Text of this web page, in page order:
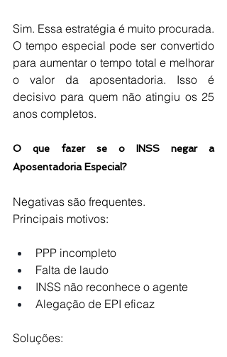
Sim. Essa estratégia é muito procurada.
O tempo especial pode ser convertido
para aumentar o tempo total e melhorar
o valor da aposentadoria. Isso é
decisivo para quem não atingiu os 25
anos completos.
O que fazer se o INSS negar a
Aposentadoria Especial?
Negativas são frequentes.
Principais motivos:
PPP incompleto
Falta de laudo
INSS não reconhece o agente
Alegação de EPI eficaz
Soluções: